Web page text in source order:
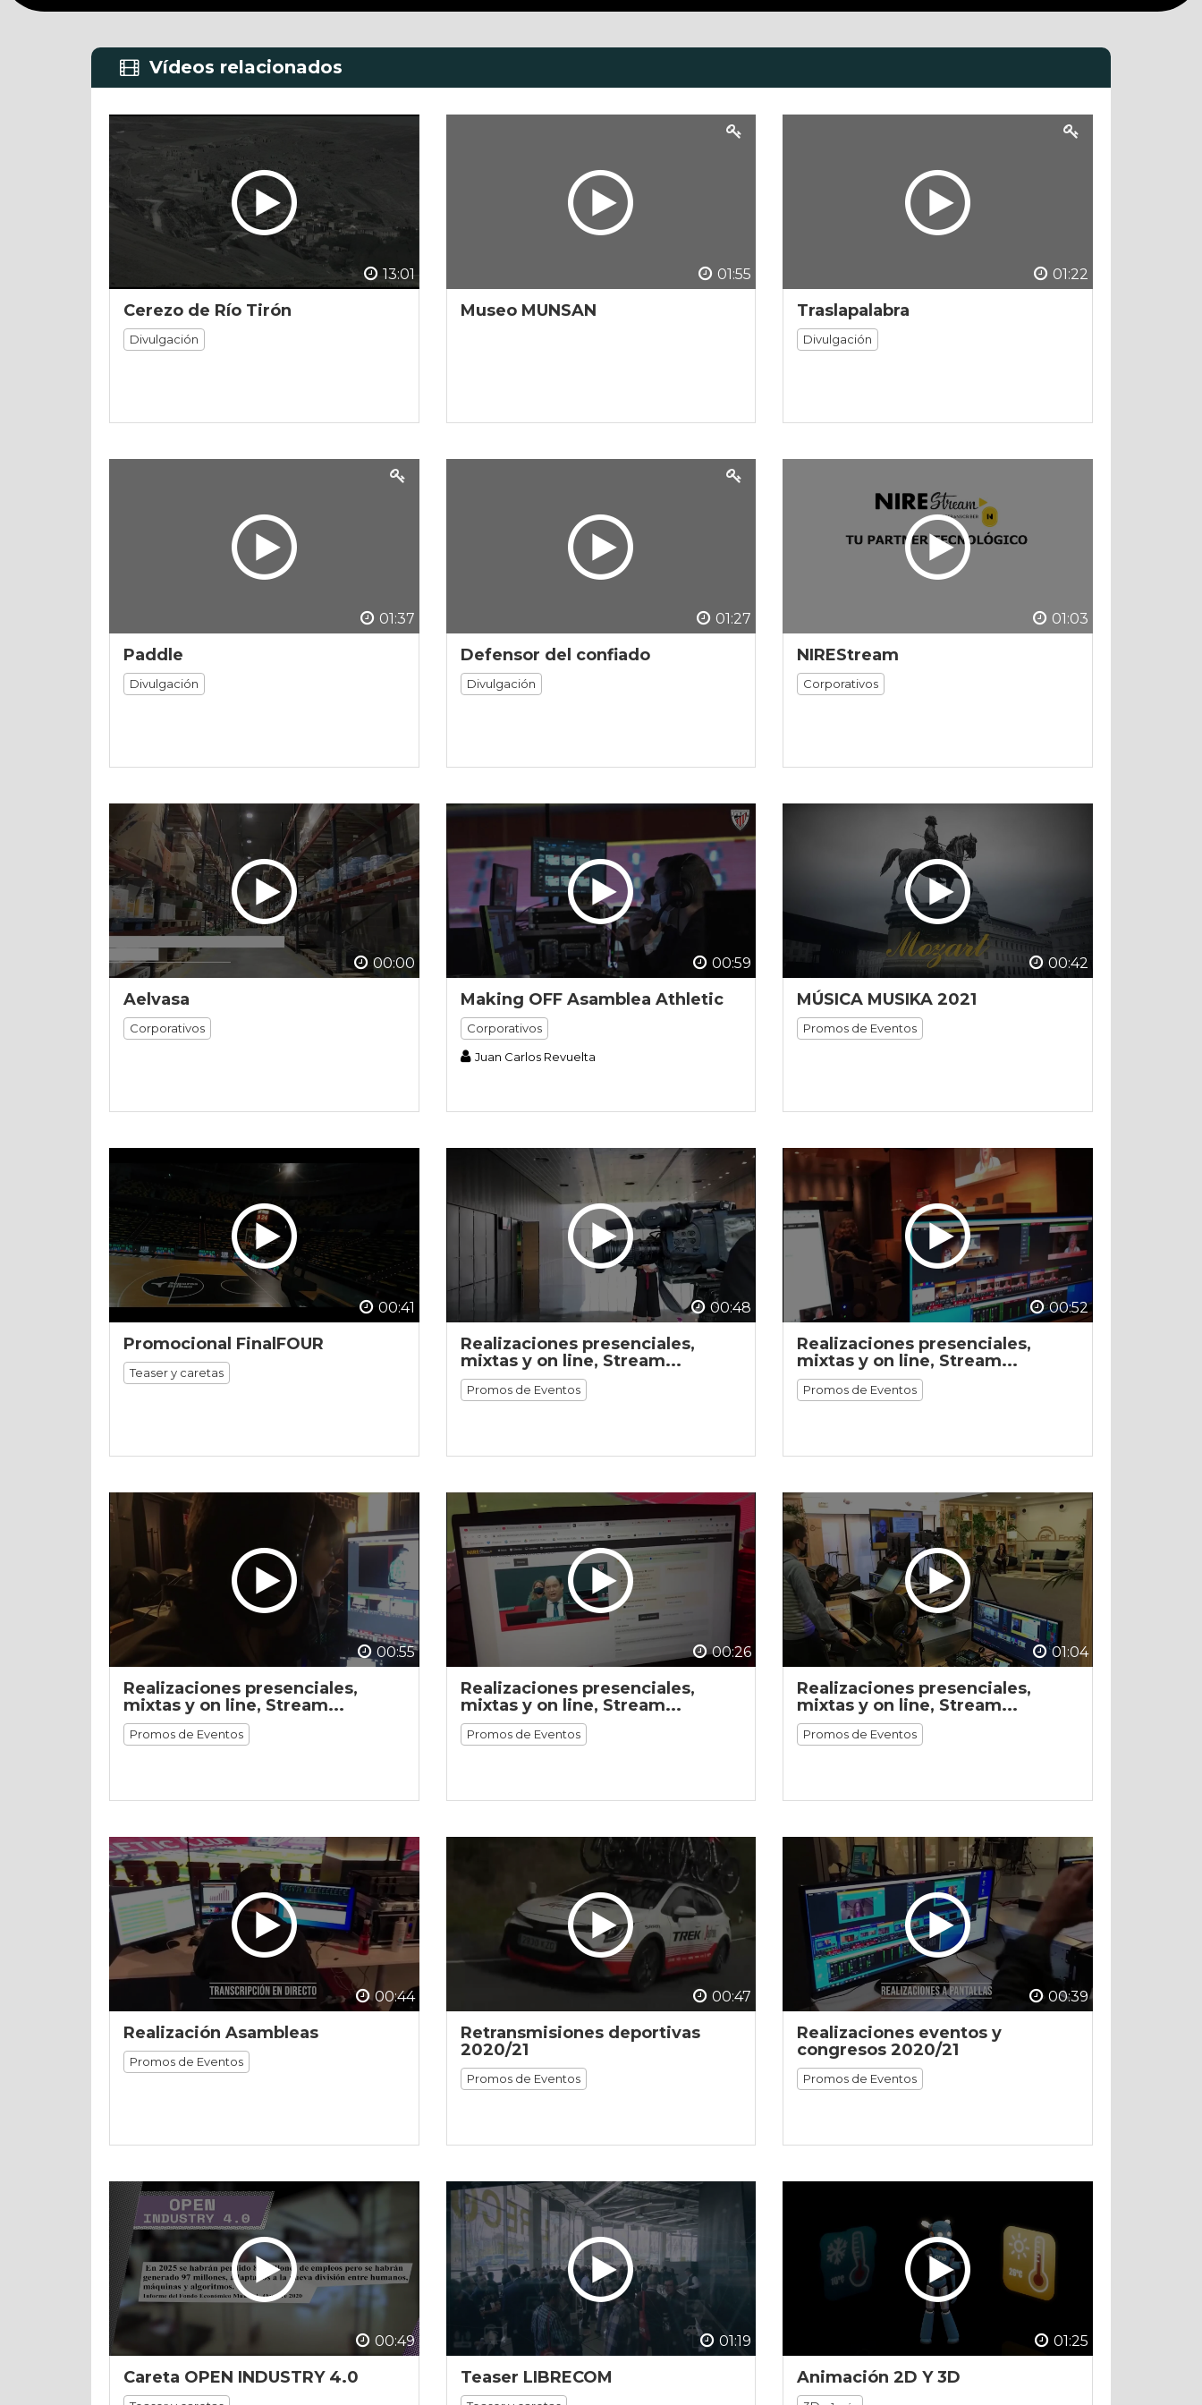
50
Vídeos relacionados
13:01
Cerezo de Río Tirón
Divulgación
01:55
Museo MUNSAN
01:22
Traslapalabra
Divulgación
01:37
Paddle
Divulgación
01:27
Defensor del confiado
Divulgación
01:03
NIREStream
Corporativos
00:00
Aelvasa
Corporativos
00:59
Making OFF Asamblea Athletic
Corporativos
Juan Carlos Revuelta
00:42
MÚSICA MUSIKA 2021
Promos de Eventos
00:41
Promocional FinalFOUR
Teaser y caretas
00:48
Realizaciones presenciales,
mixtas y on line, Stream...
Promos de Eventos
00:52
Realizaciones presenciales,
mixtas y on line, Stream...
Promos de Eventos
00:55
Realizaciones presenciales,
mixtas y on line, Stream...
Promos de Eventos
00:26
Realizaciones presenciales,
mixtas y on line, Stream...
Promos de Eventos
01:04
Realizaciones presenciales,
mixtas y on line, Stream...
Promos de Eventos
00:44
Realización Asambleas
Promos de Eventos
00:47
Retransmisiones deportivas
2020/21
Promos de Eventos
00:39
Realizaciones eventos y
congresos 2020/21
Promos de Eventos
00:49
Careta OPEN INDUSTRY 4.0
01:19
Teaser LIBRECOM
01:25
Animación 2D Y 3D